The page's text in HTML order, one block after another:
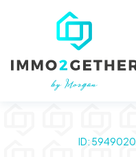
ID: 5949020